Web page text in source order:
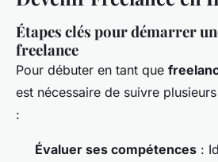
Étapes clés pour démarrer
freelance
Pour débuter en tant que
est nécessaire de suivre
:
Évaluer ses compétences :